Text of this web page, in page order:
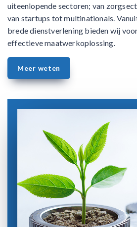
uiteenlopende sectoren; van
van startups tot multinationals.
brede dienstverlening bieden wij
effectieve maatwerkoplossing.
Meer weten